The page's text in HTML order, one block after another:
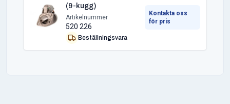
(9-kugg)
Artikelnummer
520 226
Beställningsvara
Kontakta oss
för pris